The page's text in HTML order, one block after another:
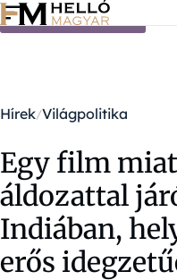
Ugrás a tartalomra
Hírek Világpolitika
Egy film
áldozattal
Indiában,
erős